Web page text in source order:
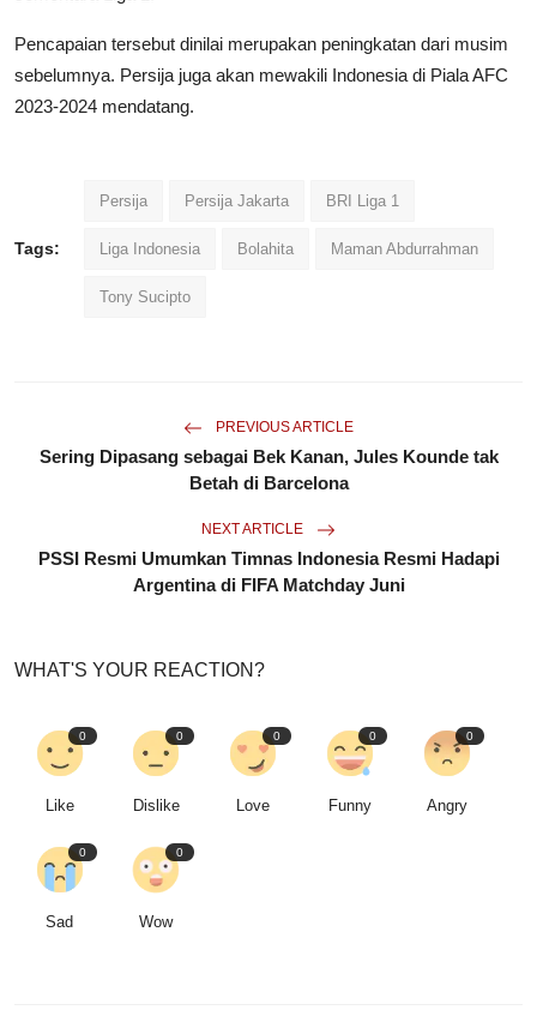
Pencapaian tersebut dinilai merupakan peningkatan dari musim
sebelumnya. Persija juga akan mewakili Indonesia di Piala AFC
2023-2024 mendatang.
Tags:
Persija Persija Jakarta BRI Liga 1
Liga Indonesia Bolahita Maman Abdurrahman
Tony Sucipto
PREVIOUS ARTICLE
Sering Dipasang sebagai Bek Kanan, Jules Kounde tak
Betah di Barcelona
NEXT ARTICLE
PSSI Resmi Umumkan Timnas Indonesia Resmi Hadapi
Argentina di FIFA Matchday Juni
WHAT'S YOUR REACTION?
0
Like
0
Dislike
0
Love
0
Funny
0
Angry
0
Sad
0
Wow